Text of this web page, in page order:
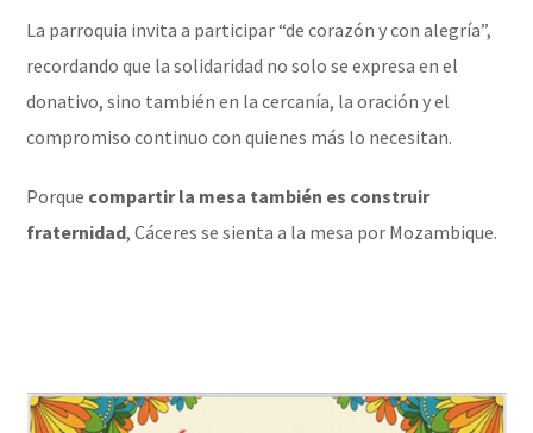
La parroquia invita a participar “de corazón y con alegría”,
recordando que la solidaridad no solo se expresa en el
donativo, sino también en la cercanía, la oración y el
compromiso continuo con quienes más lo necesitan.
Porque compartir la mesa también es construir
fraternidad, Cáceres se sienta a la mesa por Mozambique.